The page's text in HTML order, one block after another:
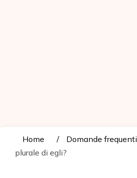
Home Domande frequenti
plurale di egli?